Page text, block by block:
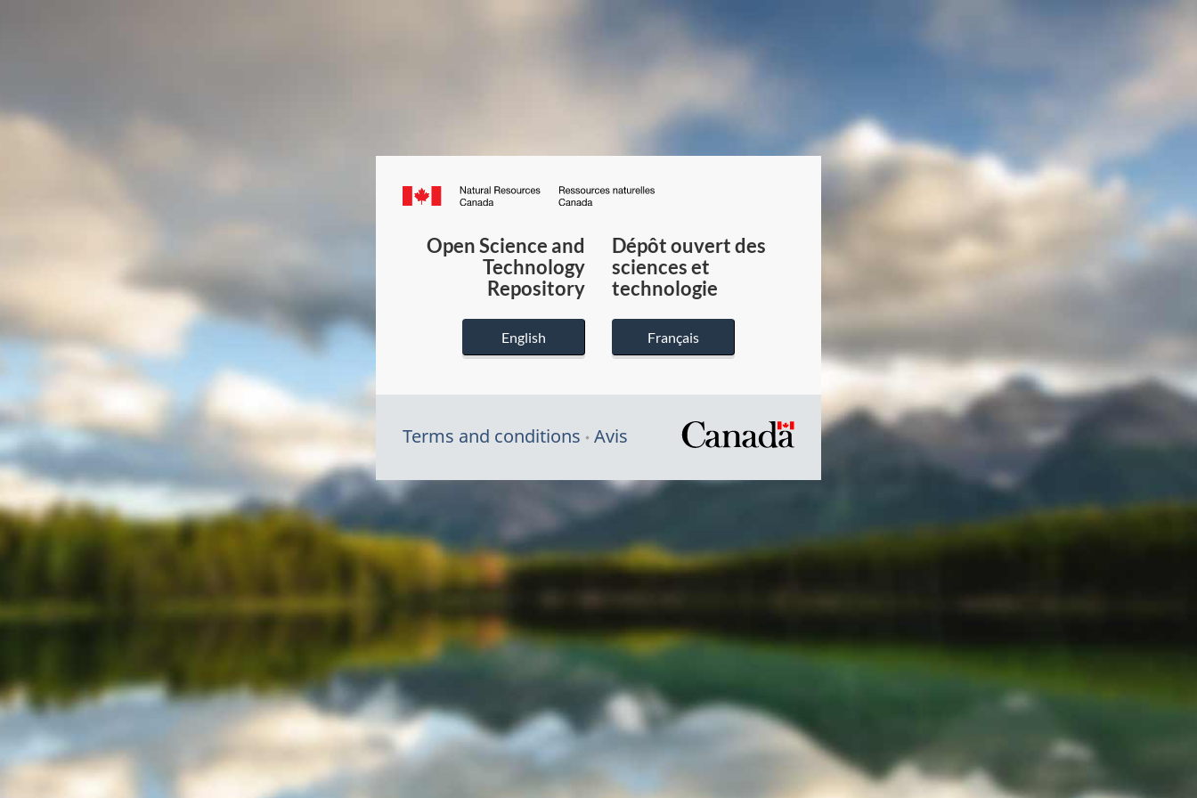
Canada.ca
du
Canada
Open Science and
Technology
Repository
English
Dépôt ouvert des
sciences et
technologie
Français
Terms and conditions Avis
/
gouvernement
du